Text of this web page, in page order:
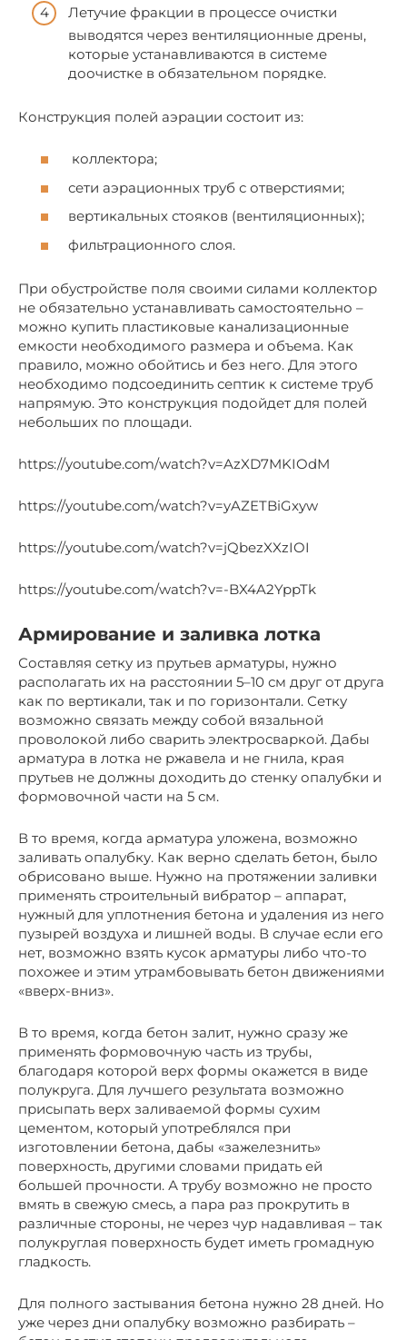
Летучие фракции в процессе очистки
выводятся через вентиляционные дрены,
которые устанавливаются в системе
доочистке в обязательном порядке.
Конструкция полей аэрации состоит из:
коллектора;
сети аэрационных труб с отверстиями;
вертикальных стояков (вентиляционных);
фильтрационного слоя.
При обустройстве поля своими силами коллектор
не обязательно устанавливать самостоятельно –
можно купить пластиковые канализационные
емкости необходимого размера и объема. Как
правило, можно обойтись и без него. Для этого
необходимо подсоединить септик к системе труб
напрямую. Это конструкция подойдет для полей
небольших по площади.
https://youtube.com/watch?v=AzXD7MKIOdM
https://youtube.com/watch?v=yAZETBiGxyw
https://youtube.com/watch?v=jQbezXXzIOI
https://youtube.com/watch?v=-BX4A2YppTk
Армирование и заливка лотка
Составляя сетку из прутьев арматуры, нужно
располагать их на расстоянии 5–10 см друг от друга
как по вертикали, так и по горизонтали. Сетку
возможно связать между собой вязальной
проволокой либо сварить электросваркой. Дабы
арматура в лотка не ржавела и не гнила, края
прутьев не должны доходить до стенку опалубки и
формовочной части на 5 см.
В то время, когда арматура уложена, возможно
заливать опалубку. Как верно сделать бетон, было
обрисовано выше. Нужно на протяжении заливки
применять строительный вибратор – аппарат,
нужный для уплотнения бетона и удаления из него
пузырей воздуха и лишней воды. В случае если его
нет, возможно взять кусок арматуры либо что-то
похожее и этим утрамбовывать бетон движениями
«вверх-вниз».
В то время, когда бетон залит, нужно сразу же
применять формовочную часть из трубы,
благодаря которой верх формы окажется в виде
полукруга. Для лучшего результата возможно
присыпать верх заливаемой формы сухим
цементом, который употреблялся при
изготовлении бетона, дабы «зажелезнить»
поверхность, другими словами придать ей
большей прочности. А трубу возможно не просто
вмять в свежую смесь, а пара раз прокрутить в
различные стороны, не через чур надавливая – так
полукруглая поверхность будет иметь громадную
гладкость.
Для полного застывания бетона нужно 28 дней. Но
уже через дни опалубку возможно разбирать –